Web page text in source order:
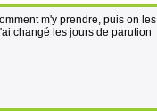
m'y prendre, puis on les
changé les jours de parution